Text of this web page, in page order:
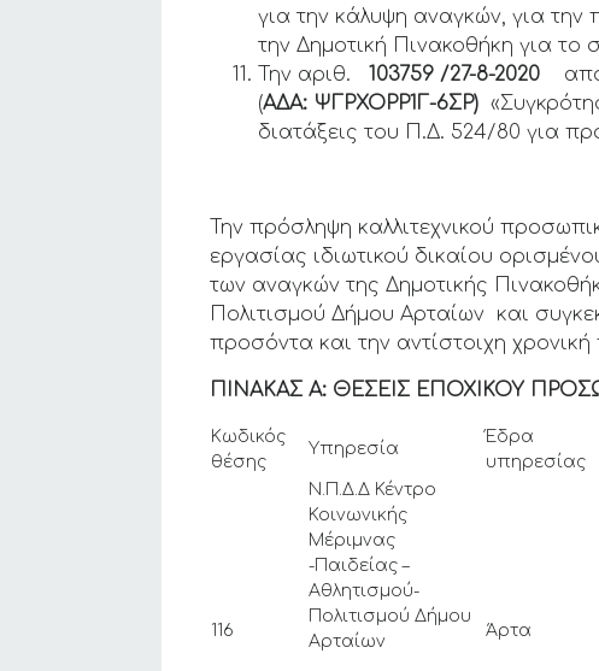
για την κάλυψη αναγκών, για
την Δημοτική Πινακοθήκη για το
Την αριθ. 103759 /27-8-2020
(ΑΔΑ: ΨΓΡΧΟΡΡ1Γ-6ΣΡ)
διατάξεις του Π.Δ. 524/80 για
Την πρόσληψη καλλιτεχνικού
εργασίας ιδιωτικού δικαίου
των αναγκών της Δημοτικής
Πολιτισμού Δήμου Αρταίων και
προσόντα και την αντίστοιχη χρονική
ΠΙΝΑΚΑΣ Α: ΘΕΣΕΙΣ ΕΠΟΧΙΚΟΥ
Κωδικός
θέσης
Υπηρεσία
Έδρα
υπηρεσίας
116
Ν.Π.Δ.Δ Κέντρο
Κοινωνικής
Μέριμνας
-Παιδείας –
Αθλητισμού-
Πολιτισμού Δήμου
Αρταίων
Άρτα